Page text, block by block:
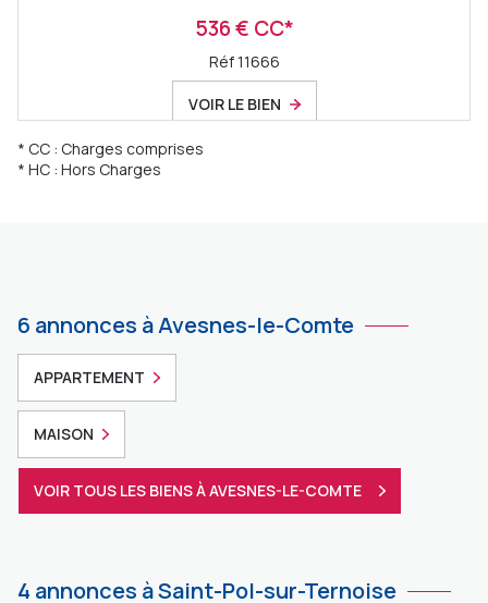
536 € CC*
Réf 11666
VOIR LE BIEN
* CC : Charges comprises
* HC : Hors Charges
6 annonces à Avesnes-le-Comte
APPARTEMENT
MAISON
VOIR TOUS LES BIENS À AVESNES-LE-COMTE
4 annonces à Saint-Pol-sur-Ternoise